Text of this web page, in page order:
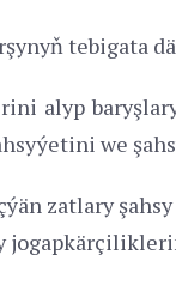
tebigata
alyp
we
zatlary